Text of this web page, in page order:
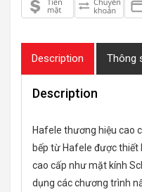
Description Thông
Description
Hafele thương hiệu cao
bếp từ Hafele được thiết
cao cấp như mặt kính
dụng các chương trình